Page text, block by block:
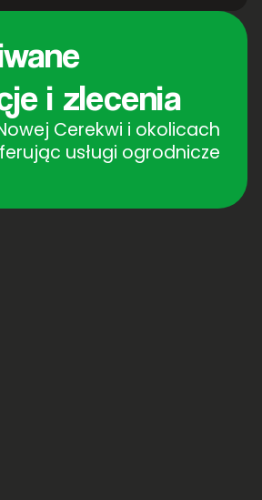
i zlecenia
Cerekwi i okolicach
usługi ogrodnicze